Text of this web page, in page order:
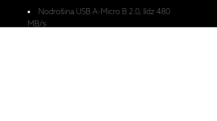
Nodrošina USB A-Micro B 2.0, līdz 480
MB/s